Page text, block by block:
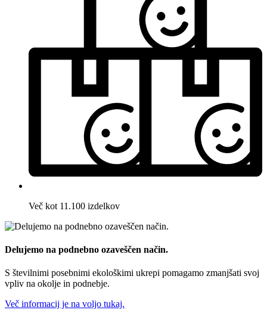
Več kot 11.100 izdelkov
Delujemo na podnebno ozaveščen način.
S številnimi posebnimi ekološkimi ukrepi pomagamo zmanjšati svoj
vpliv na okolje in podnebje.
Več informacij je na voljo tukaj.